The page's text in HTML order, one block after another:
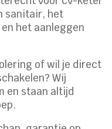
sanitair, het
het aanleggen
of wil je direct
Wij
en staan altijd